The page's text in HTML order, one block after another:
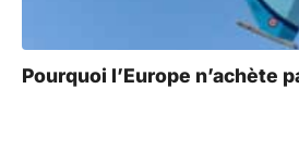
Pourquoi l’Europe n’achète